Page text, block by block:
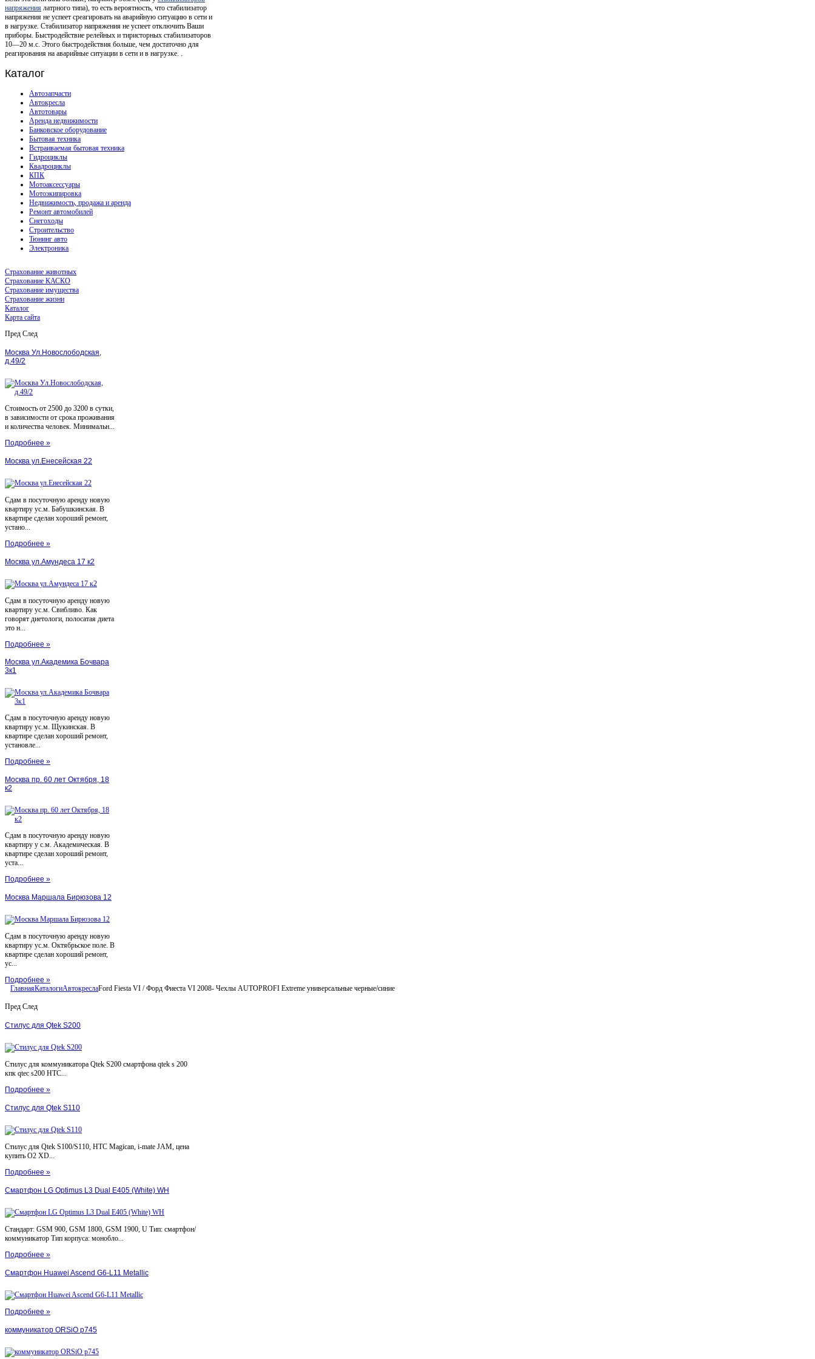
напряжения латрного типа), то есть вероятность, что стабилизатор
напряжения не успеет среагировать на аварийную ситуацию в сети и
в нагрузке. Стабилизатор напряжения не успеет отключить Ваши
приборы. Быстродействие релейных и тиристорных стабилизаторов
10—20 м.с. Этого быстродействия больше, чем достаточно для
реагирования на аварийные ситуации в сети и в нагрузке. .
Каталог
Автозапчасти
Автокресла
Автотовары
Аренда недвижимости
Банковское оборудование
Бытовая техника
Встраиваемая бытовая техника
Гидроциклы
Квадроциклы
КПК
Мотоаксессуары
Мотоэкипировка
Недвижимость, продажа и аренда
Ремонт автомобилей
Снегоходы
Строительство
Тюнинг авто
Электроника
Страхование животных
Страхование КАСКО
Страхование имущества
Страхование жизни
Каталог
Карта сайта
Пред След
Москва Ул.Новослободская,
д.49/2
Стоимость от 2500 до 3200 в сутки,
в зависимости от срока проживания
и количества человек. Минимальн...
Подробнее »
Москва ул.Енесейская 22
Сдам в посуточную аренду новую
квартиру ус.м. Бабушкинская. В
квартире сделан хороший ремонт,
устано...
Подробнее »
Москва ул.Амундеса 17 к2
Сдам в посуточную аренду новую
квартиру ус.м. Свибливо. Как
говорят диетологи, полосатая диета
это н...
Подробнее »
Москва ул.Академика Бочвара
3к1
Сдам в посуточную аренду новую
квартиру ус.м. Щукинская. В
квартире сделан хороший ремонт,
установле...
Подробнее »
Москва пр. 60 лет Октября, 18
к2
Сдам в посуточную аренду новую
квартиру у с.м. Академическая. В
квартире сделан хороший ремонт,
уста...
Подробнее »
Москва Маршала Бирюзова 12
Сдам в посуточную аренду новую
квартиру ус.м. Октябрьское поле. В
квартире сделан хороший ремонт,
ус...
Подробнее »
ГлавнаяКаталогиАвтокреслаFord Fiesta VI / Форд Фиеста VI 2008- Чехлы AUTOPROFI Extreme универсальные черные/синие
Пред След
Стилус для Qtek S200
Стилус для коммуникатора Qtek S200 смартфона qtek s 200
кпк qtec s200 HTC...
Подробнее »
Стилус для Qtek S110
Стилус для Qtek S100/S110, HTC Magican, i-mate JAM, цена
купить O2 XD...
Подробнее »
Смартфон LG Optimus L3 Dual E405 (White) WH
Стандарт: GSM 900, GSM 1800, GSM 1900, U Тип: смартфон/
коммуникатор Тип корпуса: монобло...
Подробнее »
Смартфон Huawei Ascend G6-L11 Metallic
Подробнее »
коммуникатор ORSiO p745